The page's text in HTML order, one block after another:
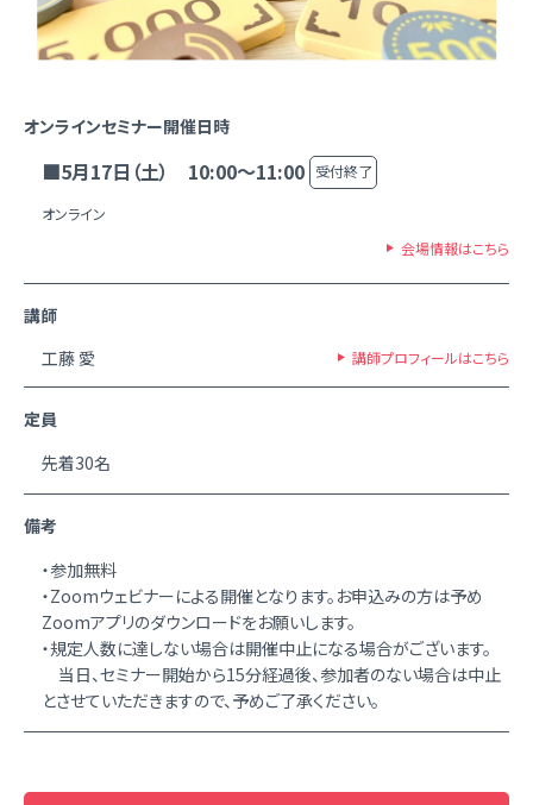
オンラインセミナー開催日時
■5月17日（土） 10:00～11:00 受付終了
オンライン
会場情報はこちら
講師
工藤 愛
講師プロフィールはこちら
定員
先着30名
備考
・参加無料
・Zoomウェビナーによる開催となります。お申込みの方は予め
Zoomアプリのダウンロードをお願いします。
・規定人数に達しない場合は開催中止になる場合がございます。
当日、セミナー開始から15分経過後、参加者のない場合は中止
とさせていただきますので、予めご了承ください。